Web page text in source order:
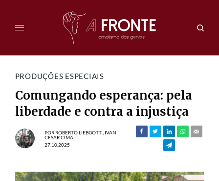
PRODUÇÕES ESPECIAIS
Comungando esperança: pela
liberdade e contra a injustiça
POR ROBERTO LIEBGOTT, IVAN
CESAR CIMA
27.10.2025